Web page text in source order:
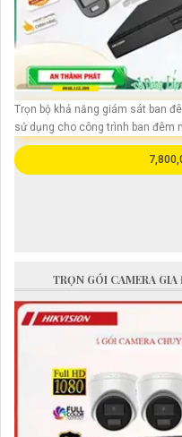
Trọn bộ khả năng giám sát ban
sử dụng cho công trình ban đêm
TRỌN GÓI CAMERA